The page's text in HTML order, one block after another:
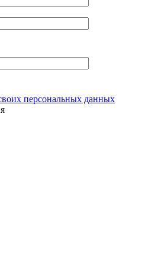
персональных данных